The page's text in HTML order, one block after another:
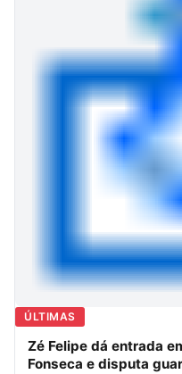
ÚLTIMAS
Zé Felipe dá entrada
Fonseca e disputa